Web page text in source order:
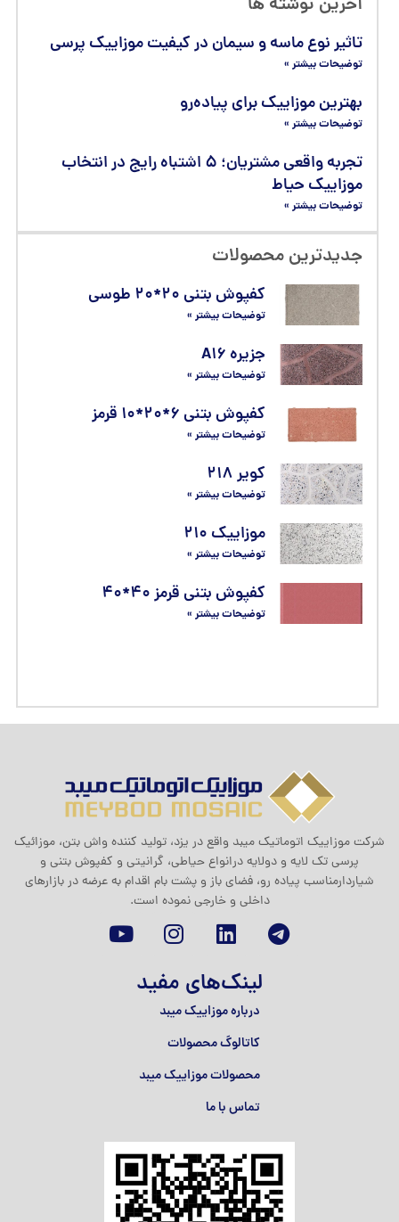
آخرین نوشته ها
تاثیر نوع ماسه و سیمان در کیفیت موزاییک پرسی
توضیحات بیشتر »
بهترین موزاییک برای پیاده‌رو
توضیحات بیشتر »
تجربه واقعی مشتریان؛ ۵ اشتباه رایج در انتخاب
موزاییک حیاط
توضیحات بیشتر »
جدیدترین محصولات
کفپوش بتنی ۲۰*۲۰ طوسی
توضیحات بیشتر »
جزیره A۱۶
توضیحات بیشتر »
کفپوش بتنی ۶*۲۰*۱۰ قرمز
توضیحات بیشتر »
کویر ۲۱۸
توضیحات بیشتر »
موزاییک ۲۱۰
توضیحات بیشتر »
کفپوش بتنی قرمز ۴۰*۴۰
توضیحات بیشتر »
شرکت موزاييک اتوماتيک ميبد واقع در یزد، تولید کننده واش بتن، موزائیک
پرسی تک لایه و دولایه درانواع حیاطی، گرانیتی و کفپوش بتنی و
شیاردارمناسب پیاده رو، فضای باز و پشت بام اقدام به عرضه در بازارهای
داخلی و خارجی نموده است.
لینک‌های مفید
درباره موزاییک میبد
کاتالوگ محصولات
محصولات موزاییک میبد
تماس با ما